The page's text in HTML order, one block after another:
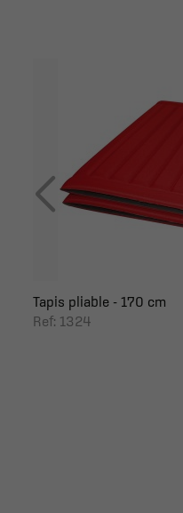
Tapis pliable - 170 cm
Ref: 1324